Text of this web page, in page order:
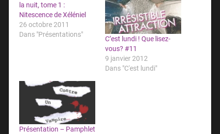
la nuit, tome 1 :
Nitescence de Xéléniel
26 octobre 2011
Dans "Présentations"
C’est lundi ! Que lisez-
vous? #11
9 janvier 2012
Dans "C'est lundi"
Présentation – Pamphlet